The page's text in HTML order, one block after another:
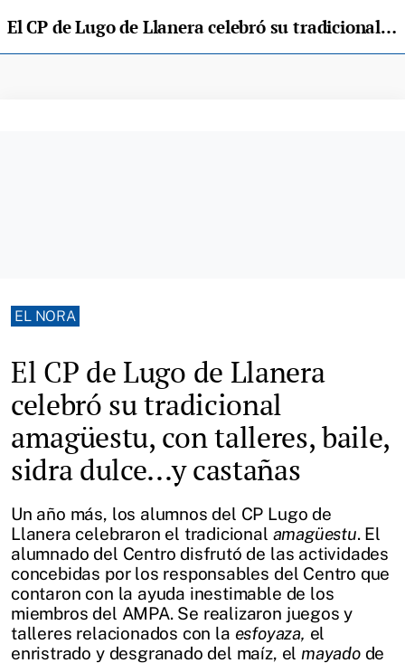
El CP de Lugo de Llanera celebró su tradicional amagüestu, con talleres, baile, sidra dulce...y castañas
EL NORA
El CP de Lugo de Llanera
celebró su tradicional
amagüestu, con talleres, baile,
sidra dulce...y castañas
Un año más, los alumnos del CP Lugo de
Llanera celebraron el tradicional amagüestu. El
alumnado del Centro disfrutó de las actividades
concebidas por los responsables del Centro que
contaron con la ayuda inestimable de los
miembros del AMPA. Se realizaron juegos y
talleres relacionados con la esfoyaza, el
enristrado y desgranado del maíz, el mayado de